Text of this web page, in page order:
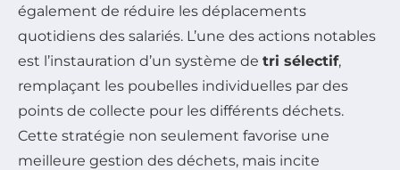
également de réduire les déplacements
quotidiens des salariés. L’une des actions notables
est l’instauration d’un système de tri sélectif,
remplaçant les poubelles individuelles par des
points de collecte pour les différents déchets.
Cette stratégie non seulement favorise une
meilleure gestion des déchets, mais incite